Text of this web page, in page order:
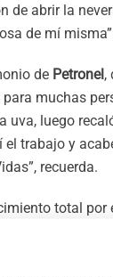
de abrir la
de mí
de Petronel,
muchas
uva, luego
el trabajo y
recuerda.
total por
para
Es el